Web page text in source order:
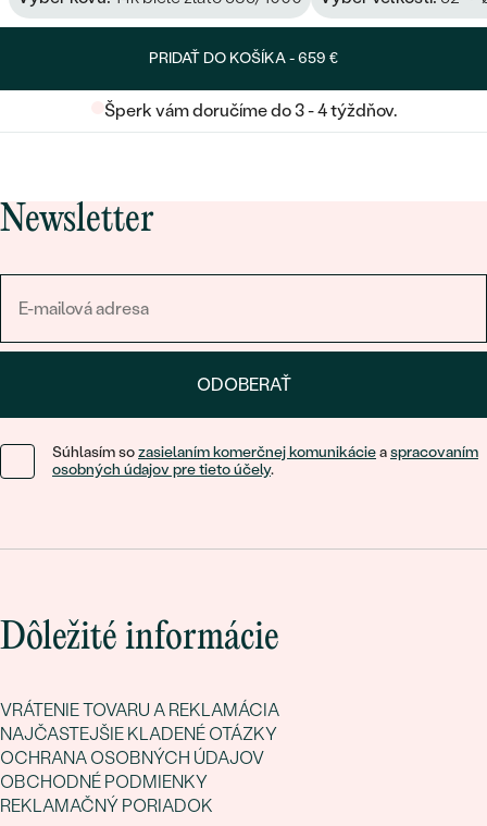
PRIDAŤ DO KOŠÍKA -659 €
Šperk vám doručíme do 3 - 4 týždňov.
Newsletter
ODOBERAŤ
Súhlasím sozasielaním komerčnej komunikácieaspracovaním
osobných údajov pre tieto účely.
Dôležité informácie
VRÁTENIE TOVARU A REKLAMÁCIA
NAJČASTEJŠIE KLADENÉ OTÁZKY
OCHRANA OSOBNÝCH ÚDAJOV
OBCHODNÉ PODMIENKY
REKLAMAČNÝ PORIADOK